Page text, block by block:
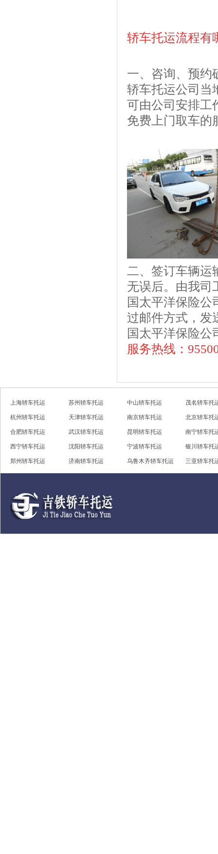
轿车托运流程有
一、咨询、预约
轿车托运公司当
可由公司安排工
免费上门取车的
二、签订车辆运
无误后。由我司
国太平洋保险
过邮件方式，发
国太平洋保险
服务热线：
上海轿车托运 苏州轿车托运 中山轿车托运 茂名轿车托
杭州轿车托运 天津轿车托运 南京轿车托运 北京轿车托
合肥轿车托运 武汉轿车托运 昆明轿车托运 南宁轿车托
西宁轿车托运 沈阳轿车托运 宁波轿车托运 银川轿车托
郑州轿车托运 济南轿车托运 乌鲁木齐轿车托运 三亚轿车托